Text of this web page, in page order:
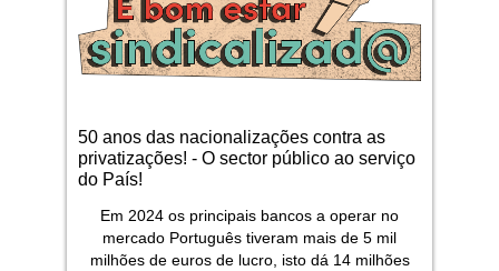
50 anos das nacionalizações contra as
privatizações! - O sector público ao serviço
do País!
Em 2024 os principais bancos a operar no
mercado Português tiveram mais de 5 mil
milhões de euros de lucro, isto dá 14 milhões